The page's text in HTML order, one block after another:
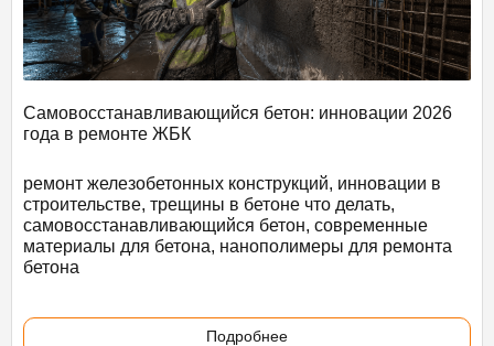
Самовосстанавливающийся бетон: инновации 2026
года в ремонте ЖБК
ремонт железобетонных конструкций, инновации в
строительстве, трещины в бетоне что делать,
самовосстанавливающийся бетон, современные
материалы для бетона, нанополимеры для ремонта
бетона
Подробнее